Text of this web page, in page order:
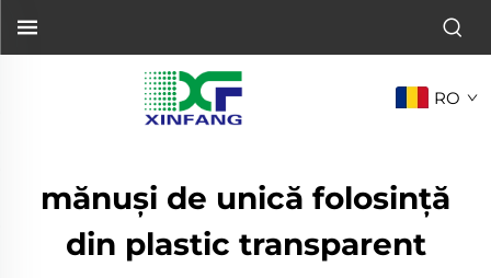
RO
mănuși de unică folosință
din plastic transparent